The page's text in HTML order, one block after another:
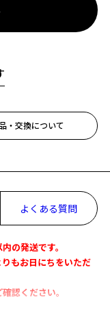
・交換について
よくある質問
の発送です。
もお日にちをいただ
認ください。